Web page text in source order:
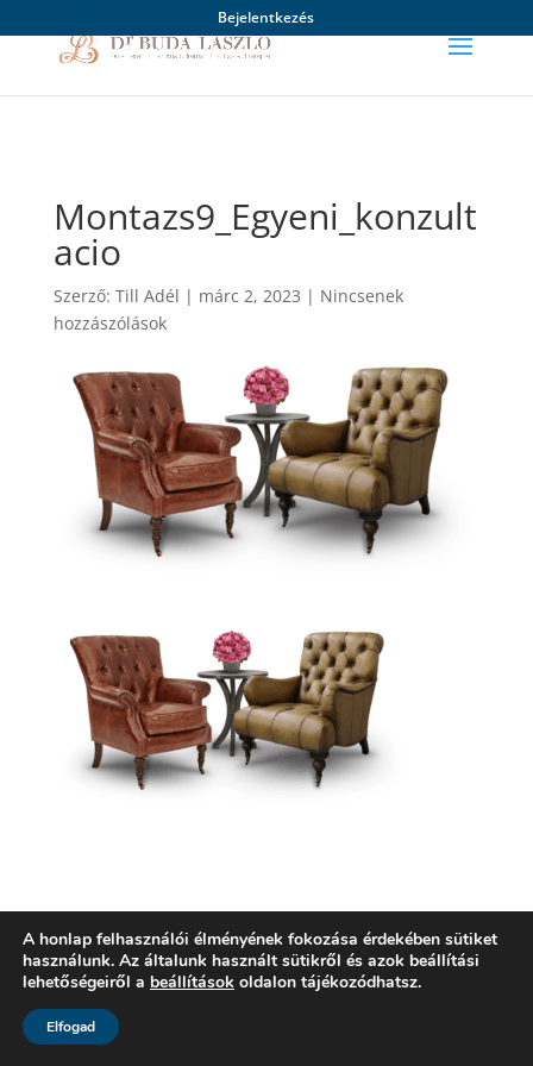
Bejelentkezés
Montazs9_Egyeni_konzult
acio
Szerző: Till Adél | márc 2, 2023 | Nincsenek
hozzászólások
KérjükBejelentkezéshozzászóláshoz
A honlap felhasználói élményének fokozása érdekében sütiket
használunk. Az általunk használt sütikről és azok beállítási
lehetőségeiről a beállítások oldalon tájékozódhatsz.
Elfogad